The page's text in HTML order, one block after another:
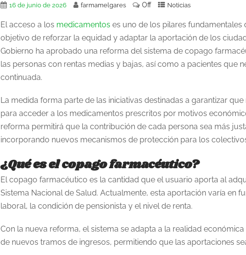
16 de junio de 2026 farmamelgares Off Noticias
El acceso a los medicamentos es uno de los pilares fundamentales
objetivo de reforzar la equidad y adaptar la aportación de los
Gobierno ha aprobado una reforma del sistema de copago
las personas con rentas medias y bajas, así como a pacientes que
continuada.
La medida forma parte de las iniciativas destinadas a garantizar
para acceder a los medicamentos prescritos por motivos
reforma permitirá que la contribución de cada persona sea más
incorporando nuevos mecanismos de protección para los
¿Qué es el copago farmacéutico?
El copago farmacéutico es la cantidad que el usuario aporta al
Sistema Nacional de Salud. Actualmente, esta aportación varía en
laboral, la condición de pensionista y el nivel de renta.
Con la nueva reforma, el sistema se adapta a la realidad
de nuevos tramos de ingresos, permitiendo que las aportaciones